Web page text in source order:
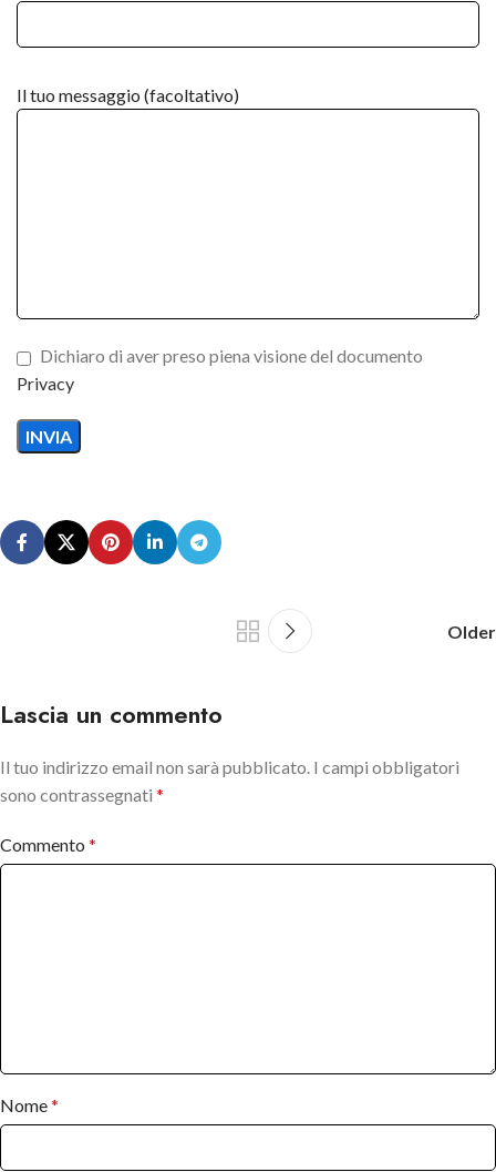
Il tuo messaggio (facoltativo)
Dichiaro di aver preso piena visione del documento
Privacy
Older
Lascia un commento
Il tuo indirizzo email non sarà pubblicato. I campi obbligatori
sono contrassegnati *
Commento *
Nome*